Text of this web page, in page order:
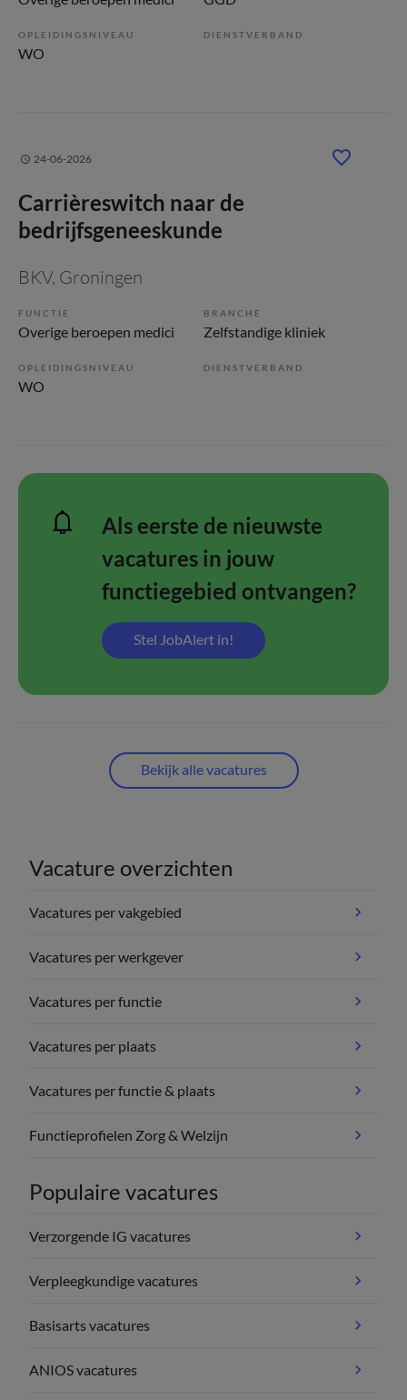
OPLEIDINGSNIVEAU
WO
DIENSTVERBAND
24-06-2026
Carrièreswitch naar de
bedrijfsgeneeskunde
BKV, Groningen
FUNCTIE
Overige beroepen medici
BRANCHE
Zelfstandige kliniek
OPLEIDINGSNIVEAU
WO
DIENSTVERBAND
Als eerste de nieuwste
vacatures in jouw
functiegebied ontvangen?
Stel JobAlert in!
Bekijk alle vacatures
Vacature overzichten
Vacatures per vakgebied
Vacatures per werkgever
Vacatures per functie
Vacatures per plaats
Vacatures per functie & plaats
Functieprofielen Zorg & Welzijn
Populaire vacatures
Verzorgende IG vacatures
Verpleegkundige vacatures
Basisarts vacatures
ANIOS vacatures